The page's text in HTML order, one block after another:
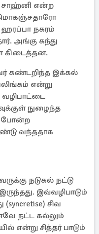
சாஹ்னி என்ற
மொகஞ்சதாரோ
நகரம்
அங்கு கந்து
கிடைத்தன.
கண்டறிந்த இக்கல்
என்று
நுழைந்த
போன்ற
வந்ததாக
நடுகல் நட்டு
இவ்வழிபாடும்
சிவ
நட்ட கல்லும்
என்று சித்தர் பாடும்